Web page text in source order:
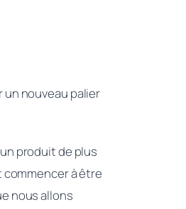
nouveau palier
produit de plus
commencer à être
nous allons